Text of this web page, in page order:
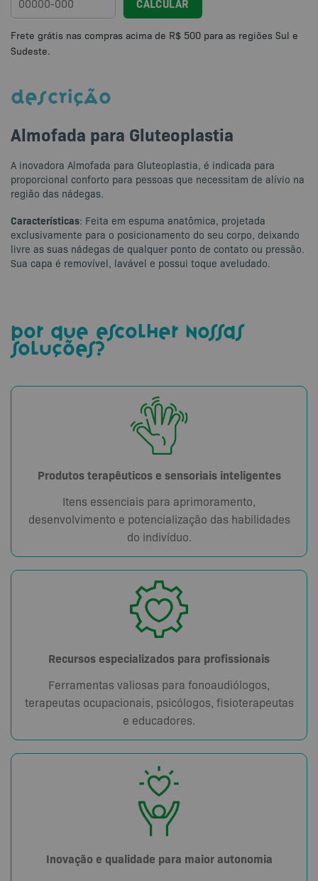
CALCULAR
DESCRIÇÃO
Almofada para Gluteoplastia
A inovadora Almofada para Gluteoplastia, é indicada para
proporcional conforto para pessoas que necessitam de alívio na
região das nádegas.
Características: Feita em espuma anatômica, projetada
exclusivamente para o posicionamento do seu corpo, deixando
livre as suas nádegas de qualquer ponto de contato ou pressão.
Sua capa é removível, lavável e possui toque aveludado.
por que escolher nossas
soluções?
Produtos terapêuticos e sensoriais inteligentes
Itens essenciais para aprimoramento,
desenvolvimento e potencialização das habilidades
do indivíduo.
Recursos especializados para profissionais
Ferramentas valiosas para fonoaudiólogos,
terapeutas ocupacionais, psicólogos, fisioterapeutas
e educadores.
Inovação e qualidade para maior autonomia